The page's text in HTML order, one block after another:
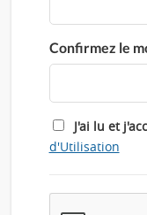
Confirmez le
J'ai lu et
d'Utilisation